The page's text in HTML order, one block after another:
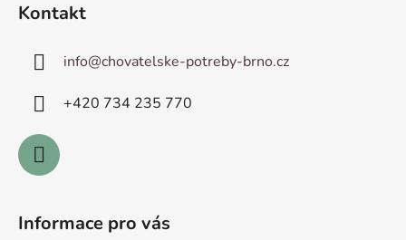
c
í
Kontakt
info@chovatelske-potreby-brno.cz
+420 ­734 235 770
Informace pro vás